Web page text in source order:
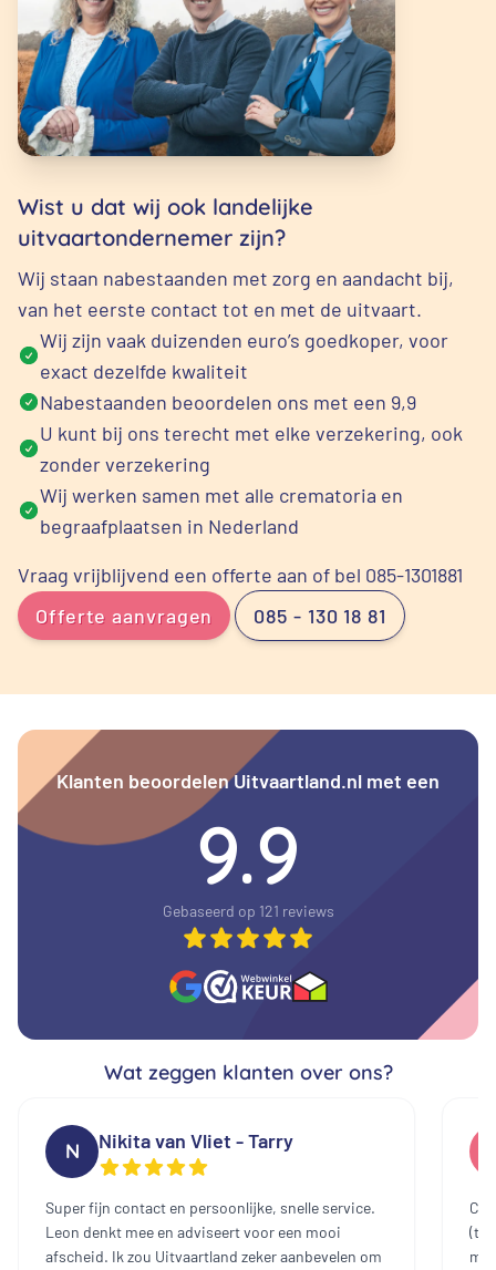
Wist u dat wij ook landelijke
uitvaartondernemer zijn?
Wij staan nabestaanden met zorg en aandacht bij,
van het eerste contact tot en met de uitvaart.
Wij zijn vaak duizenden euro’s goedkoper, voor
exact dezelfde kwaliteit
Nabestaanden beoordelen ons met een 9,9
U kunt bij ons terecht met elke verzekering, ook
zonder verzekering
Wij werken samen met alle crematoria en
begraafplaatsen in Nederland
Vraag vrijblijvend een offerte aan of bel 085-1301881
Offerte aanvragen
085 - 130 18 81
Klanten beoordelen Uitvaartland.nl met een
9.9
Gebaseerd op 121 reviews
Wat zeggen klanten over ons?
N Nikita van Vliet - Tarry
Super fijn contact en persoonlijke, snelle service.
Leon denkt mee en adviseert voor een mooi
afscheid. Ik zou Uitvaartland zeker aanbevelen om